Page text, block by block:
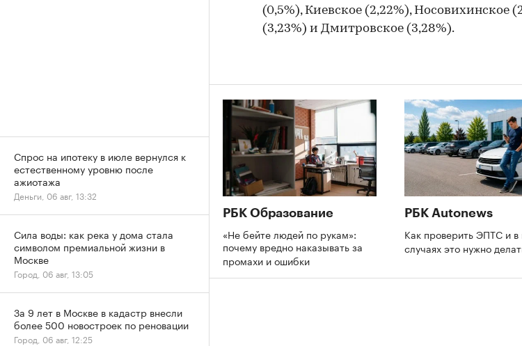
(0,5%), Киевское (2,22%), Носовихинское
(3,23%) и Дмитровское (3,28%).
РБК Образование
«Не бейте людей по рукам»:
почему вредно наказывать за
промахи и ошибки
РБК Autonews
Как проверить ЭПТС и в
случаях это нужно
Спрос на ипотеку в июле вернулся к
естественному уровню после
ажиотажа
Деньги, 06 авг, 13:32
Сила воды: как река у дома стала
символом премиальной жизни в
Москве
Город, 06 авг, 13:05
За 9 лет в Москве в кадастр внесли
более 500 новостроек по реновации
Город, 06 авг, 12:25